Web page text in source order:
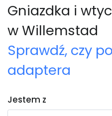
Gniazdka i
w Willemstad
Sprawdź, czy
adaptera
Jestem z